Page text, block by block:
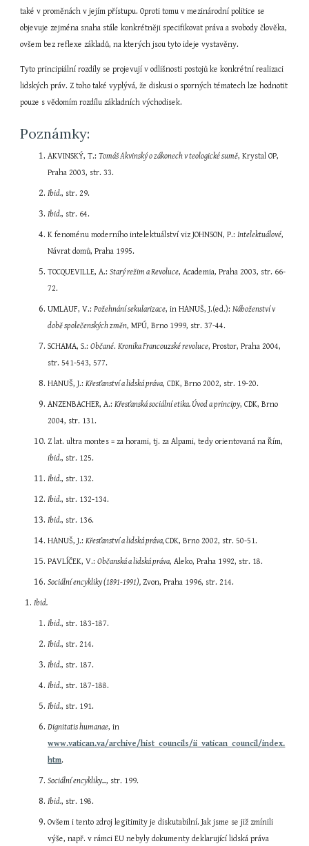
také v proměnách v jejím přístupu. Oproti tomu v mezinárodní politice se
objevuje zejména snaha stále konkrétněji specifikovat práva a svobody člověka,
ovšem bez reflexe základů, na kterých jsou tyto ideje vystavěny.
Tyto principiální rozdíly se projevují v odlišnosti postojů ke konkrétní realizaci
lidských práv. Z toho také vyplývá, že diskusi o sporných tématech lze hodnotit
pouze s vědomím rozdílu základních východisek.
Poznámky:
AKVINSKÝ, T.: Tomáš Akvinský o zákonech v teologické sumě, Krystal OP,
Praha 2003, str. 33.
Ibid., str. 29.
Ibid., str. 64.
K fenoménu moderního intelektuálství viz JOHNSON, P.: Intelektuálové,
Návrat domů, Praha 1995.
TOCQUEVILLE, A.: Starý režim a Revoluce, Academia, Praha 2003, str. 66-
72.
UMLAUF, V.: Požehnání sekularizace, in HANUŠ, J.(ed.): Náboženství v
době společenských změn, MPÚ, Brno 1999, str. 37-44.
SCHAMA, S.: Občané. Kronika Francouzské revoluce, Prostor, Praha 2004,
str. 541-543, 577.
HANUŠ, J.: Křesťanství a lidská práva, CDK, Brno 2002, str. 19-20.
ANZENBACHER, A.: Křesťanská sociální etika. Úvod a principy, CDK, Brno
2004, str. 131.
ibid., str. 125.
Ibid., str. 132.
Ibid., str. 132-134.
Ibid., str. 136.
HANUŠ, J.: Křesťanství a lidská práva, CDK, Brno 2002, str. 50-51.
PAVLÍČEK, V.: Občanská a lidská práva, Aleko, Praha 1992, str. 18.
Sociální encykliky (1891-1991), Zvon, Praha 1996, str. 214.
Ibid.
Ibid., str. 183-187.
Ibid., str. 214.
Ibid., str. 187.
Ibid., str. 187-188.
Ibid., str. 191.
Dignitatis humanae
www.vatican.va/archive/hist_councils/ii_vatican_council/index.
htm.
Sociální encykliky..., str. 199.
Ibid., str. 198.
Ovšem i tento zdroj legitimity je diskutabilní. Jak jsme se již zmínili
výše, např. v rámci EU nebyly dokumenty deklarující lidská práva